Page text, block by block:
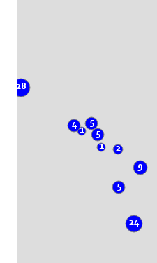
1
1
4 5
28
5
2
9
5
24